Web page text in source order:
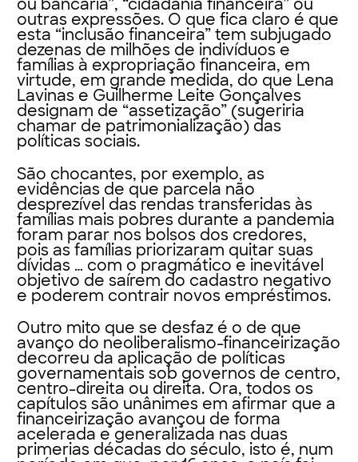
ou bancária”, “cidadania financeira” ou
outras expressões. O que fica claro é que
esta “inclusão financeira” tem subjugado
dezenas de milhões de indivíduos e
famílias à expropriação financeira, em
virtude, em grande medida, do que Lena
Lavinas e Guilherme Leite Gonçalves
designam de “assetização” (sugeriria
chamar de patrimonialização) das
políticas sociais.
São chocantes, por exemplo, as
evidências de que parcela não
desprezível das rendas transferidas às
famílias mais pobres durante a pandemia
foram parar nos bolsos dos credores,
pois as famílias priorizaram quitar suas
dívidas … com o pragmático e inevitável
objetivo de saírem do cadastro negativo
e poderem contrair novos empréstimos.
Outro mito que se desfaz é o de que
avanço do neoliberalismo-financeirização
decorreu da aplicação de políticas
governamentais sob governos de centro,
centro-direita ou direita. Ora, todos os
capítulos são unânimes em afirmar que a
financeirização avançou de forma
acelerada e generalizada nas duas
primerias décadas do século, isto é, num